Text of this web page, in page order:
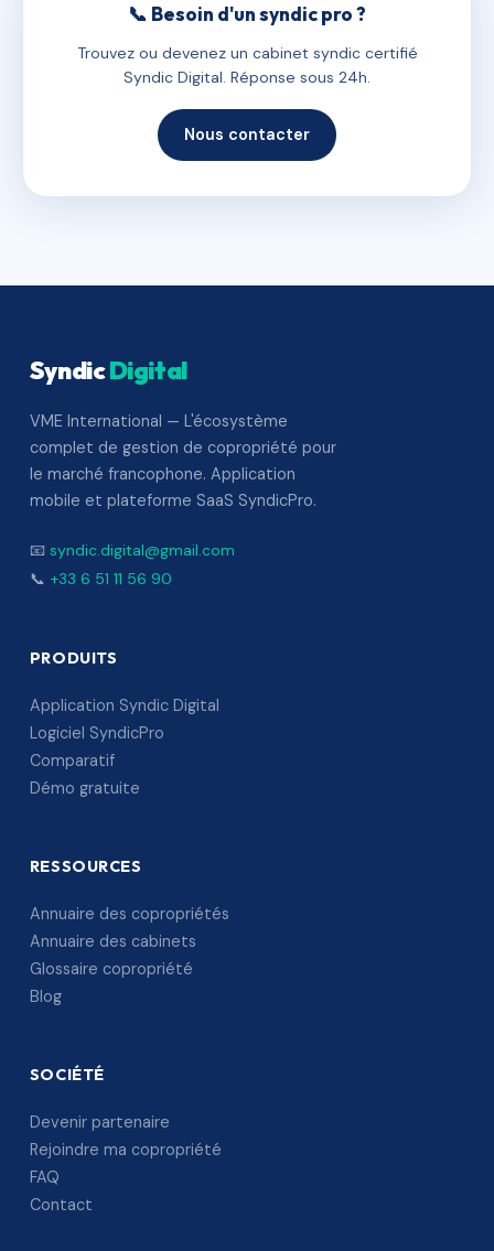
📞 Besoin d'un syndic pro ?
Trouvez ou devenez un cabinet syndic certifié
Syndic Digital. Réponse sous 24h.
Nous contacter
SyndicDigital
VME International — L'écosystème
complet de gestion de copropriété pour
le marché francophone. Application
mobile et plateforme SaaS SyndicPro.
📧 syndic.digital@gmail.com
📞 +33 6 51 11 56 90
PRODUITS
Application Syndic Digital
Logiciel SyndicPro
Comparatif
Démo gratuite
RESSOURCES
Annuaire des copropriétés
Annuaire des cabinets
Glossaire copropriété
Blog
SOCIÉTÉ
Devenir partenaire
Rejoindre ma copropriété
FAQ
Contact